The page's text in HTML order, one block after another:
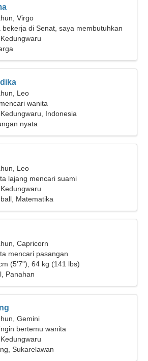
Virgo
bekerja di Senat, saya membutuhkan
yang terampil
Leo
wanita
Indonesia
nyata
Leo
lajang mencari suami
Matematika
Capricorn
mencari pasangan
(5'7"), 64 kg (141 lbs)
Panahan
Gemini
bertemu wanita
Sukarelawan